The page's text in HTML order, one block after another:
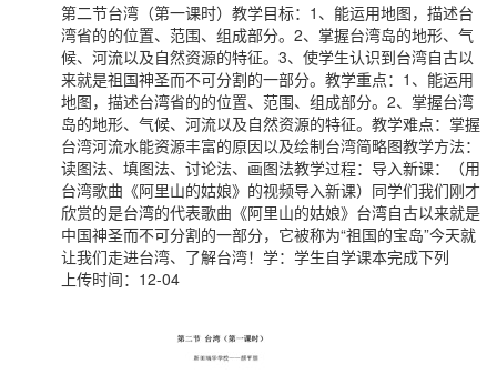
第二节台湾（第一课时）教学目标：1、能运用地图，描述台
湾省的的位置、范围、组成部分。2、掌握台湾岛的地形、气
候、河流以及自然资源的特征。3、使学生认识到台湾自古以
来就是祖国神圣而不可分割的一部分。教学重点：1、能运用
地图，描述台湾省的的位置、范围、组成部分。2、掌握台湾
岛的地形、气候、河流以及自然资源的特征。教学难点：掌握
台湾河流水能资源丰富的原因以及绘制台湾简略图教学方法：
读图法、填图法、讨论法、画图法教学过程：导入新课：（用
台湾歌曲《阿里山的姑娘》的视频导入新课）同学们我们刚才
欣赏的是台湾的代表歌曲《阿里山的姑娘》台湾自古以来就是
中国神圣而不可分割的一部分，它被称为“祖国的宝岛”今天就
让我们走进台湾、了解台湾！学：学生自学课本完成下列
上传时间：12-04